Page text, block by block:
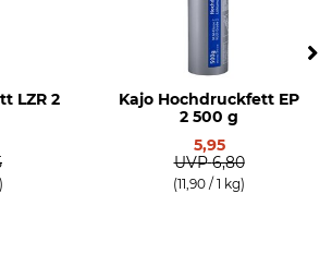
LZR 2
Kajo Hochdruckfett EP
2 500 g
5,95
UVP 6,80
(11,90 / 1 kg)